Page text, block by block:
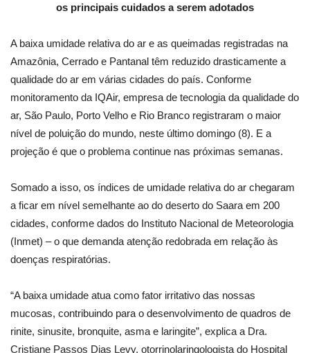
os principais cuidados a serem adotados
A baixa umidade relativa do ar e as queimadas registradas na
Amazônia, Cerrado e Pantanal têm reduzido drasticamente a
qualidade do ar em várias cidades do país. Conforme
monitoramento da IQAir, empresa de tecnologia da qualidade do
ar, São Paulo, Porto Velho e Rio Branco registraram o maior
nível de poluição do mundo, neste último domingo (8). E a
projeção é que o problema continue nas próximas semanas.
Somado a isso, os índices de umidade relativa do ar chegaram
a ficar em nível semelhante ao do deserto do Saara em 200
cidades, conforme dados do Instituto Nacional de Meteorologia
(Inmet) – o que demanda atenção redobrada em relação às
doenças respiratórias.
“A baixa umidade atua como fator irritativo das nossas
mucosas, contribuindo para o desenvolvimento de quadros de
rinite, sinusite, bronquite, asma e laringite”, explica a Dra.
Cristiane Passos Dias Levy, otorrinolaringologista do Hospital